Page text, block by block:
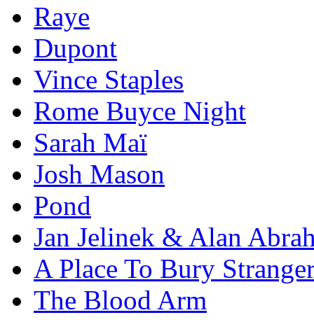
Raye
Dupont
Vince Staples
Rome Buyce Night
Sarah Maï
Josh Mason
Pond
Jan Jelinek & Alan
A Place To Bury
The Blood Arm